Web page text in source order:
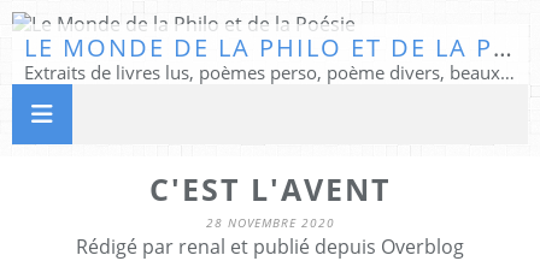
LE MONDE DE LA PHILO ET DE LA POÉSIE
Extraits de livres lus, poèmes perso, poème divers, beaux textes...
C'EST L'AVENT
28 NOVEMBRE 2020
Rédigé par renal et publié depuis Overblog